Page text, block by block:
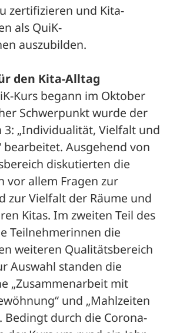
zertifizieren und Kita-
als QuiK-
auszubilden.
den Kita-Alltag
Kurs begann im Oktober
Schwerpunkt wurde der
3: „Individualität, Vielfalt und
bearbeitet. Ausgehend von
diskutierten die
vor allem Fragen zur
zur Vielfalt der Räume und
Kitas. Im zweiten Teil des
Teilnehmerinnen die
weiteren Qualitätsbereich
Auswahl standen die
„Zusammenarbeit mit
und „Mahlzeiten
Bedingt durch die Corona-